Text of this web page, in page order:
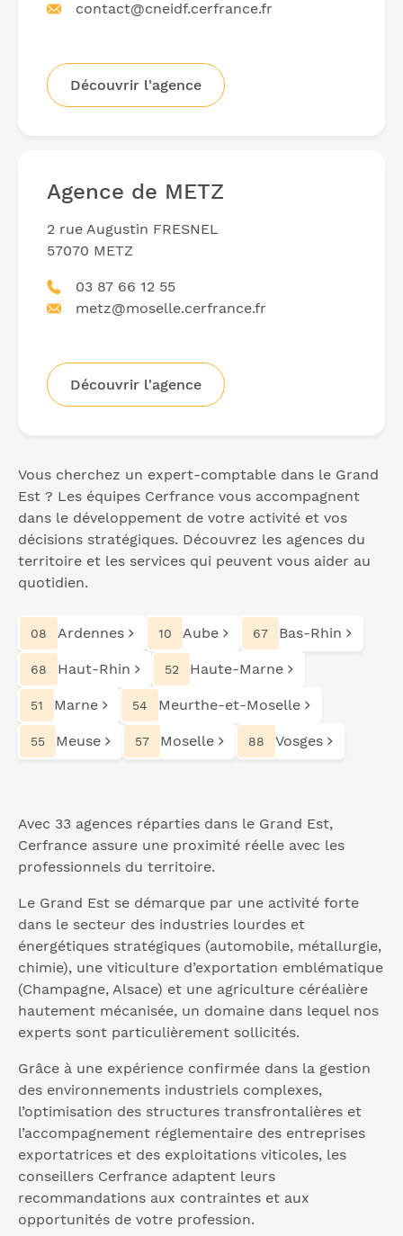
contact@cneidf.cerfrance.fr
Découvrir l'agence
Agence de METZ
2 rue Augustin FRESNEL
57070 METZ
03 87 66 12 55
metz@moselle.cerfrance.fr
Découvrir l'agence
Vous cherchez un expert-comptable dans le Grand
Est ? Les équipes Cerfrance vous accompagnent
dans le développement de votre activité et vos
décisions stratégiques. Découvrez les agences du
territoire et les services qui peuvent vous aider au
quotidien.
08 Ardennes 10 Aube 67 Bas-Rhin
68 Haut-Rhin 52 Haute-Marne
51 Marne 54 Meurthe-et-Moselle
55 Meuse 57 Moselle 88 Vosges
Avec 33 agences réparties dans le Grand Est,
Cerfrance assure une proximité réelle avec les
professionnels du territoire.
Le Grand Est se démarque par une activité forte
dans le secteur des industries lourdes et
énergétiques stratégiques (automobile, métallurgie,
chimie), une viticulture d’exportation emblématique
(Champagne, Alsace) et une agriculture céréalière
hautement mécanisée, un domaine dans lequel nos
experts sont particulièrement sollicités.
Grâce à une expérience confirmée dans la gestion
des environnements industriels complexes,
l’optimisation des structures transfrontalières et
l’accompagnement réglementaire des entreprises
exportatrices et des exploitations viticoles, les
conseillers Cerfrance adaptent leurs
recommandations aux contraintes et aux
opportunités de votre profession.